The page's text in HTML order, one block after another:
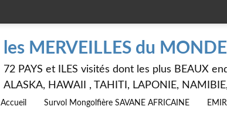
les MERVEILLES du
72 PAYS et ILES visités dont les plus BEAUX
ALASKA, HAWAII , TAHITI, LAPONIE,
Accueil Survol Mongolfière SAVANE AFRICAINE